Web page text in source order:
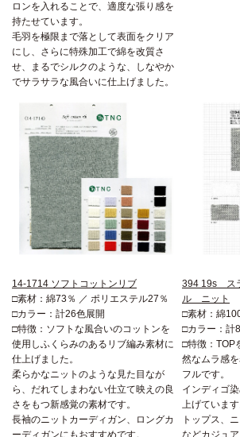
ロンを入れることで、適度な張り感を
持たせています。
毛羽を極限まで落として表面をクリア
にし、さらに特殊加工で綿を改質さ
せ、まるでシルクのような、しなやか
でサラサラな風合いに仕上げました。
14-1714 ソフトコットンリブ
□素材：綿73％ ／ ポリエステル27％
□カラー：計26色展開
□特徴：ソフトな風合いのコットンを
使用しふくらみのあるリブ編み素材に
仕上げました。
柔らかなニットのような見た目なが
ら、だれてしまわない仕立て映えの良
さをもつ新感覚の素材です。
長袖のニットカーディガン、ロングカ
394 19s ス
ル ニット
□素材：綿
□カラー：計
□特徴：TOP
然なムラ感
フルです。
インディゴ
上げています
トップス、